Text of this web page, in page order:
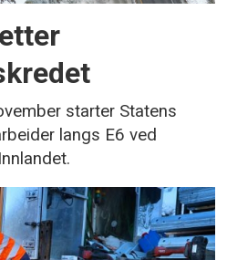
starter Statens
langs E6 ved